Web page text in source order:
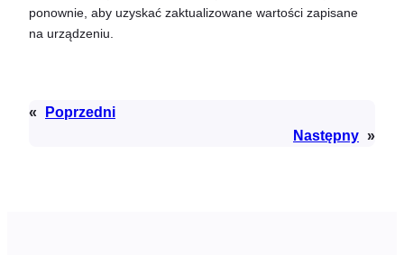
ponownie, aby uzyskać zaktualizowane wartości zapisane
na urządzeniu.
«
Poprzedni
Następny »